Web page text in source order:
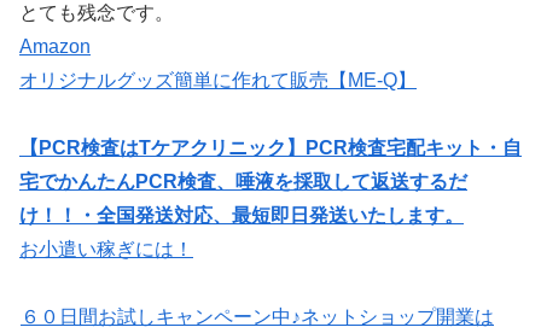
とても残念です。
Amazon
オリジナルグッズ簡単に作れて販売【ME-Q】
【PCR検査はTケアクリニック】PCR検査宅配キット・自
宅でかんたんPCR検査、唾液を採取して返送するだ
け！！・全国発送対応、最短即日発送いたします。
お小遣い稼ぎには！
６０日間お試しキャンペーン中♪ネットショップ開業は